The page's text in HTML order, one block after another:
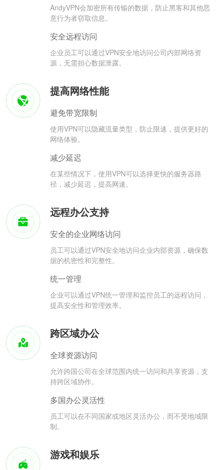
AndyVPN会加密所有传输的数据，防止黑客和其他恶
意行为者窃取信息。
安全远程访问
企业员工可以通过VPN安全地访问公司内部网络资
源，无需担心数据泄露。
提高网络性能
避免带宽限制
使用VPN可以隐藏流量类型，防止限速，提供更好的
网络体验。
减少延迟
在某些情况下，使用VPN可以选择更快的服务器路
径，减少延迟，提高网速。
远程办公支持
安全的企业网络访问
员工可以通过VPN安全地访问企业内部资源，确保数
据的机密性和完整性。
统一管理
企业可以通过VPN统一管理和监控员工的远程访问，
提高安全性和管理效率。
跨区域办公
全球资源访问
允许跨国公司在全球范围内统一访问和共享资源，支
持跨区域协作。
多国办公灵活性
员工可以在不同国家或地区灵活办公，而不受地域限
制。
游戏和娱乐